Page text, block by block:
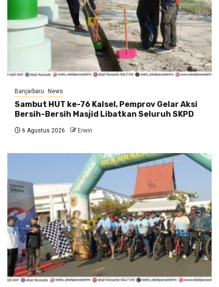
Banjarbaru News
Sambut HUT ke-76 Kalsel, Pemprov Gelar Aksi
Bersih-Bersih Masjid Libatkan Seluruh SKPD
6 Agustus 2026 Erwin